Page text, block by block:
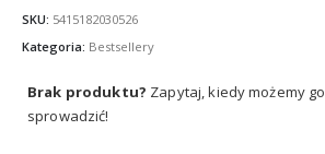
SKU: 5415182030526
Kategoria: Bestsellery
Brak produktu? Zapytaj, kiedy możemy
sprowadzić!